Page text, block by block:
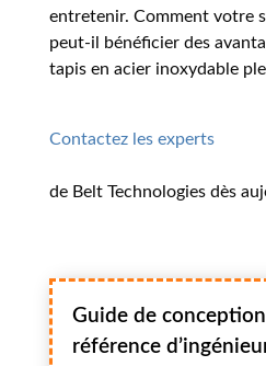
entretenir. Comment votre
peut-il bénéficier des
tapis en acier inoxydable
Contactez les experts
de Belt Technologies dès
Guide de
référence